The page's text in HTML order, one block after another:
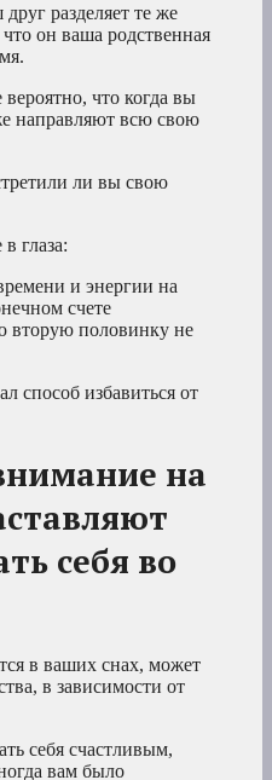
разделяет те же
он ваша родственная
что когда вы
направляют всю свою
ли вы свою
глаза:
и энергии на
счете
вторую половинку не
способ избавиться от
на
себя во
в ваших снах, может
в зависимости от
себя счастливым,
вам было